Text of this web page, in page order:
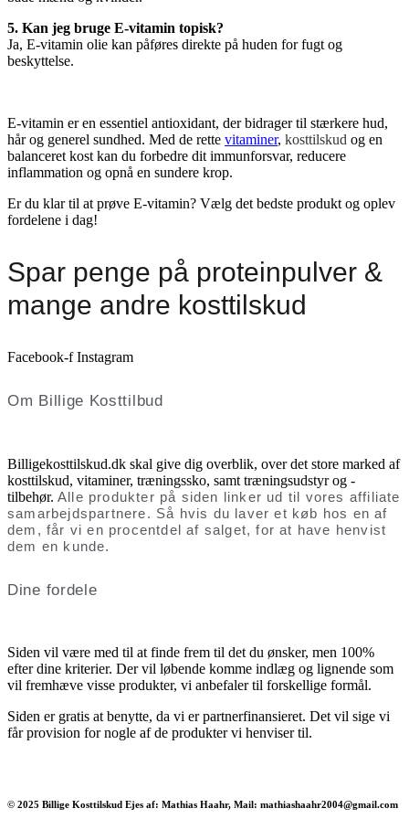
5. Kan jeg bruge E-vitamin topisk?
Ja, E-vitamin olie kan påføres direkte på huden for fugt og
beskyttelse.
E-vitamin er en essentiel antioxidant, der bidrager til stærkere hud,
hår og generel sundhed. Med de rette vitaminer, kosttilskud og en
balanceret kost kan du forbedre dit immunforsvar, reducere
inflammation og opnå en sundere krop.
Er du klar til at prøve E-vitamin? Vælg det bedste produkt og oplev
fordelene i dag!
Spar penge på proteinpulver &
mange andre kosttilskud
Facebook-f Instagram
Om Billige Kosttilbud
Billigekosttilskud.dk skal give dig overblik, over det store marked af
kosttilskud, vitaminer, træningssko, samt træningsudstyr og -
tilbehør. Alle produkter på siden linker ud til vores affiliate
samarbejdspartnere. Så hvis du laver et køb hos en af
dem, får vi en procentdel af salget, for at have henvist
dem en kunde.
Dine fordele
Siden vil være med til at finde frem til det du ønsker, men 100%
efter dine kriterier. Der vil løbende komme indlæg og lignende som
vil fremhæve visse produkter, vi anbefaler til forskellige formål.
Siden er gratis at benytte, da vi er partnerfinansieret. Det vil sige vi
får provision for nogle af de produkter vi henviser til.
© 2025 Billige Kosttilskud Ejes af: Mathias Haahr, Mail: mathiashaahr2004@gmail.com